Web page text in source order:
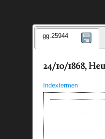
gg.25944
24/10/1868,
Indextermen